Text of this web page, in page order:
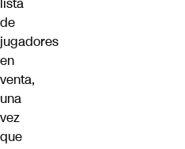
de
jugadores
en
venta,
una
vez
que